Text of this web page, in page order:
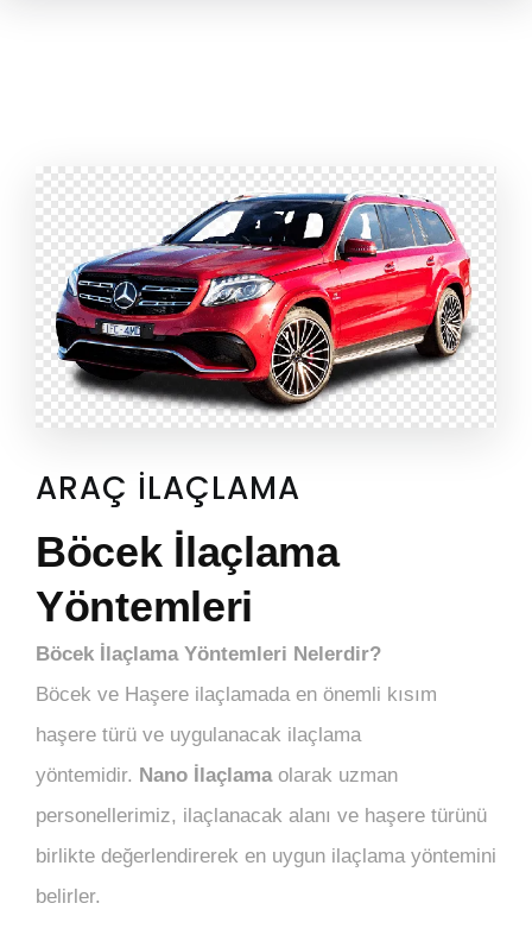
ARAÇ ILAÇLAMA
Böcek İlaçlama
Yöntemleri
Böcek İlaçlama Yöntemleri Nelerdir?
Böcek ve Haşere ilaçlamada en önemli kısım
haşere türü ve uygulanacak ilaçlama
yöntemidir. Nano İlaçlamaolarak uzman
personellerimiz, ilaçlanacak alanı ve haşere türünü
birlikte değerlendirerek en uygun ilaçlama yöntemini
belirler.